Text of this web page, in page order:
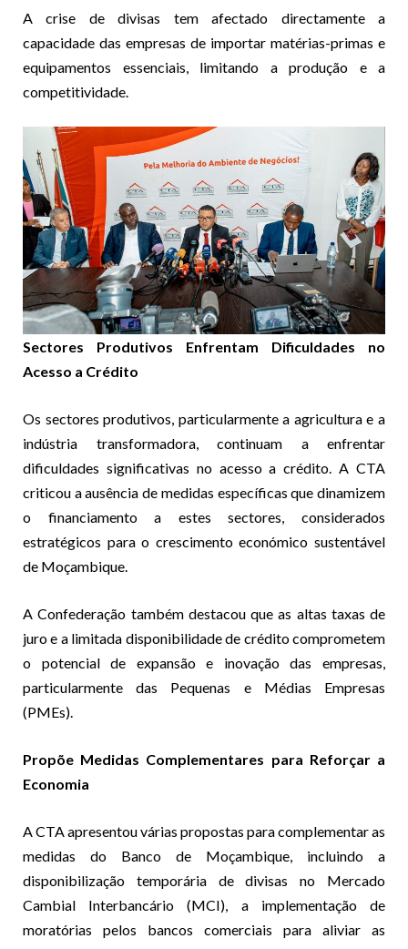
A crise de divisas tem afectado directamente a
capacidade das empresas de importar matérias-primas e
equipamentos essenciais, limitando a produção e a
competitividade.
Sectores Produtivos Enfrentam Dificuldades no
Acesso a Crédito
Os sectores produtivos, particularmente a agricultura e a
indústria transformadora, continuam a enfrentar
dificuldades significativas no acesso a crédito. A CTA
criticou a ausência de medidas específicas que dinamizem
o financiamento a estes sectores, considerados
estratégicos para o crescimento económico sustentável
de Moçambique.
A Confederação também destacou que as altas taxas de
juro e a limitada disponibilidade de crédito comprometem
o potencial de expansão e inovação das empresas,
particularmente das Pequenas e Médias Empresas
(PMEs).
Propõe Medidas Complementares para Reforçar a
Economia
A CTA apresentou várias propostas para complementar as
medidas do Banco de Moçambique, incluindo a
disponibilização temporária de divisas no Mercado
Cambial Interbancário (MCI), a implementação de
moratórias pelos bancos comerciais para aliviar as